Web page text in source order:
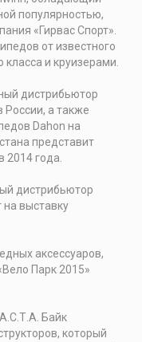
популярностью,
«Гирвас Спорт».
от известного
и круизерами.
дистрибьютор
России, а также
Dahon на
представит
2014 года.
дистрибьютор
на выставку
аксессуаров,
Парк 2015»
Байк
который